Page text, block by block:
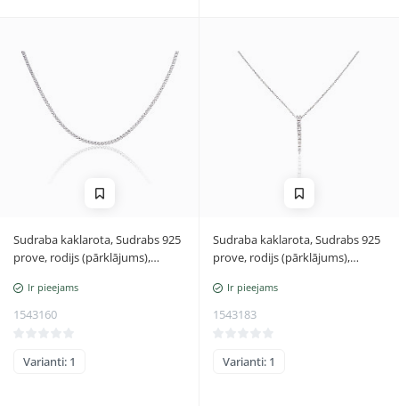
Sudraba kaklarota, Sudrabs 925
prove, rodijs (pārklājums),
Ir pieejams
1543160
Varianti: 1
Sudraba kaklarota, Sudrabs 925
prove, rodijs (pārklājums),
Ir pieejams
1543183
Varianti: 1